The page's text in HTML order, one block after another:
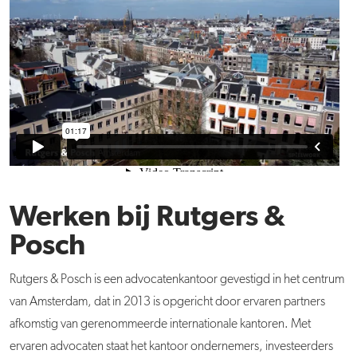
Werken bij Rutgers &
Posch
Rutgers & Posch is een advocatenkantoor gevestigd in het centrum
van Amsterdam, dat in 2013 is opgericht door ervaren partners
afkomstig van gerenommeerde internationale kantoren. Met
ervaren advocaten staat het kantoor ondernemers, investeerders